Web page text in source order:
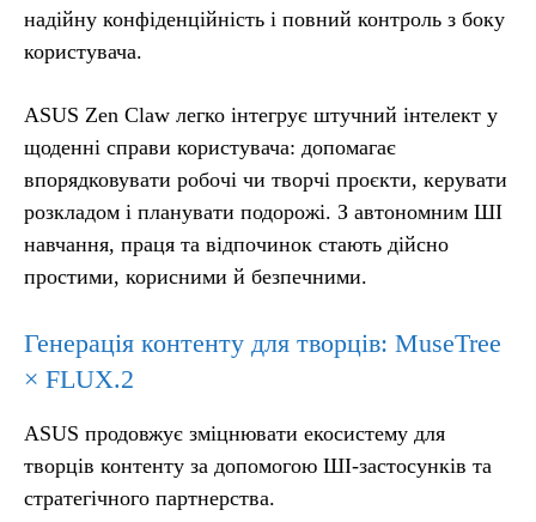
надійну конфіденційність і повний контроль з боку
користувача.
ASUS Zen Claw легко інтегрує штучний інтелект у
щоденні справи користувача: допомагає
впорядковувати робочі чи творчі проєкти, керувати
розкладом і планувати подорожі. З автономним ШІ
навчання, праця та відпочинок стають дійсно
простими, корисними й безпечними.
Генерація контенту для творців: MuseTree
× FLUX.2
ASUS продовжує зміцнювати екосистему для
творців контенту за допомогою ШІ-застосунків та
стратегічного партнерства.